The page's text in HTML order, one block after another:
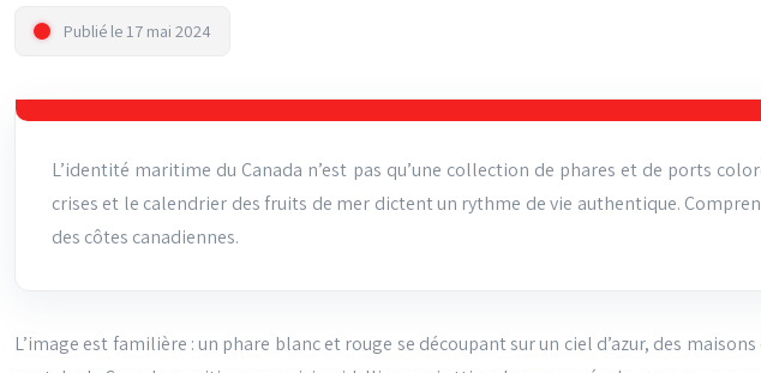
Publié le 17 mai 2024
L’identité maritime du Canada n’est pas qu’une collection de phares et de ports
crises et le calendrier des fruits de mer dictent un rythme de vie authentique.
des côtes canadiennes.
L’image est familière : un phare blanc et rouge se découpant sur un ciel d’azur, des